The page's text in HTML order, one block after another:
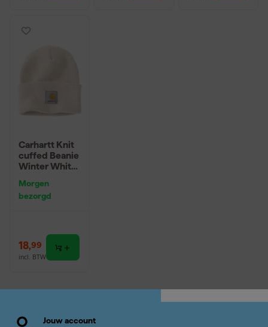
Carhartt Knit
cuffed Beanie
Winter White
Morgen
bezorgd
18,99
incl. BTW
Jouw account